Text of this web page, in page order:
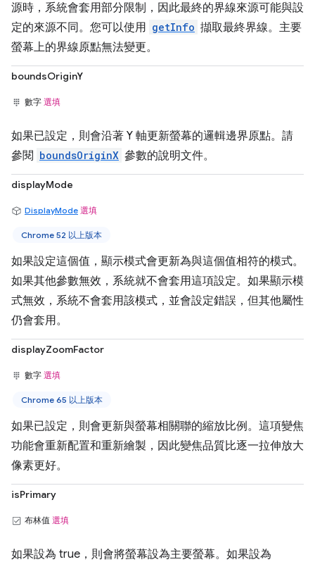
源時，系統會套用部分限制，因此最終的界線來源可能與設
定的來源不同。您可以使用 getInfo 擷取最終界線。主要
螢幕上的界線原點無法變更。
boundsOriginY
數字 選填
如果已設定，則會沿著 Y 軸更新螢幕的邏輯邊界原點。請
參閱 boundsOriginX 參數的說明文件。
displayMode
DisplayMode 選填
Chrome 52 以上版本
如果設定這個值，顯示模式會更新為與這個值相符的模式。
如果其他參數無效，系統就不會套用這項設定。如果顯示模
式無效，系統不會套用該模式，並會設定錯誤，但其他屬性
仍會套用。
displayZoomFactor
數字 選填
Chrome 65 以上版本
如果已設定，則會更新與螢幕相關聯的縮放比例。這項變焦
功能會重新配置和重新繪製，因此變焦品質比逐一拉伸放大
像素更好。
isPrimary
布林值 選填
如果設為 true，則會將螢幕設為主要螢幕。如果設為